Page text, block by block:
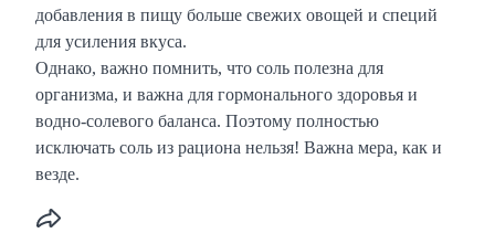
добавления в пищу больше свежих овощей и специй
для усиления вкуса.
Однако, важно помнить, что соль полезна для
организма, и важна для гормонального здоровья и
водно-солевого баланса. Поэтому полностью
исключать соль из рациона нельзя! Важна мера, как и
везде.